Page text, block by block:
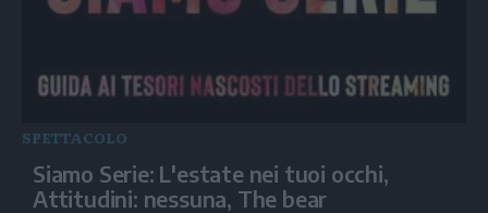
SPETTACOLO
Siamo Serie: L'estate nei tuoi occhi,
Attitudini: nessuna, The bear